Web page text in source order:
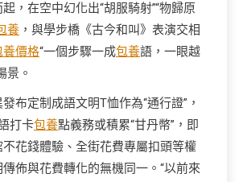
，在空中幻化出“胡服騎射”“物歸原
養 ，與學步橋《古今和叫》表演交相
養價格“一個步驟一成包養語，一眼越
景。
布定制成語文明T恤作為“通行證”，
打卡包養點義務或積累“甘丹幣”，即
花錢體驗、全街花費專屬扣頭等權
佈與花費轉化的無機同一。“以前來